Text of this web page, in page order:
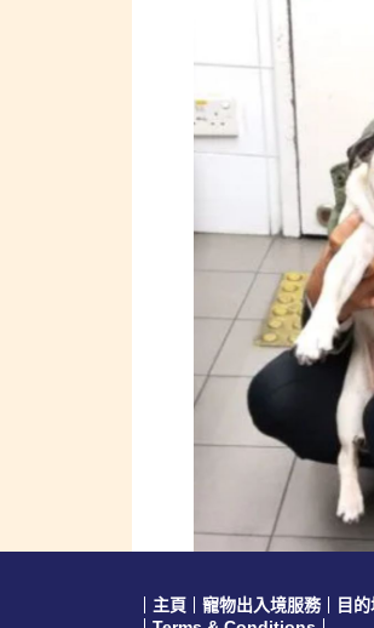
主頁 寵物出入境服務 目